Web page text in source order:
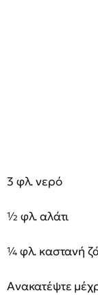
3 φλ. νερό
½ φλ. αλάτι
¼ φλ. καστανή
Ανακατέψτε